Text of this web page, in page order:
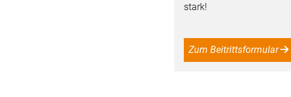
stark!
Zum Beitrittsformular